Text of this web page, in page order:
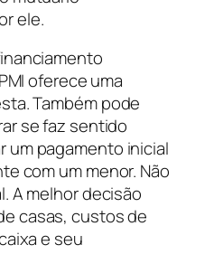
ele.
oferece uma
Também pode
se faz sentido
um pagamento inicial
com um menor. Não
A melhor decisão
casas, custos de
e seu